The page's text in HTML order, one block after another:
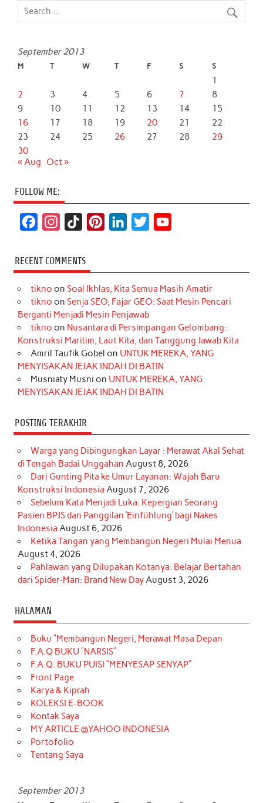
September 2013
M T W T F S S
1
2
3 4 5 6 7
8
9
10 11 12 13 14
15
16
17 18 19 20 21
22
23
24 25 26 27 28
29
30
« Aug
Oct »
FOLLOW ME:
c
e
b
o
k
s
t
a
r
a
m
k
T
o
k
t
e
r
e
s
t
k
e
d
I
n
t
t
r
T
u
e
RECENT COMMENTS
tikno on Soal Ikhlas, Kita Semua Masih Amatir
tikno on Senja SEO, Fajar GEO: Saat Mesin Pencari
Berganti Menjadi Mesin Penjawab
tikno on Nusantara di Persimpangan Gelombang:
Konstruksi Maritim, Laut Kita, dan Tanggung Jawab Kita
Amril Taufik Gobel on UNTUK MEREKA, YANG
MENYISAKAN JEJAK INDAH DI BATIN
Musniaty Musni on UNTUK MEREKA, YANG
MENYISAKAN JEJAK INDAH DI BATIN
POSTING TERAKHIR
Warga yang Dibingungkan Layar : Merawat Akal Sehat
di Tengah Badai Unggahan August 8, 2026
Dari Gunting Pita ke Umur Layanan: Wajah Baru
Konstruksi Indonesia August 7, 2026
Sebelum Kata Menjadi Luka: Kepergian Seorang
Pasien BPJS dan Panggilan ‘Einfühlung’ bagi Nakes
Indonesia August 6, 2026
Ketika Tangan yang Membangun Negeri Mulai Menua
August 4, 2026
Pahlawan yang Dilupakan Kotanya: Belajar Bertahan
dari Spider-Man: Brand New DayAugust 3, 2026
HALAMAN
Buku “Membangun Negeri, Merawat Masa Depan
F.A.Q BUKU “NARSIS”
F.A.Q. BUKU PUISI “MENYESAP SENYAP”
Front Page
Karya & Kiprah
KOLEKSI E-BOOK
Kontak Saya
MY ARTICLE @YAHOO INDONESIA
Portofolio
Tentang Saya
September 2013